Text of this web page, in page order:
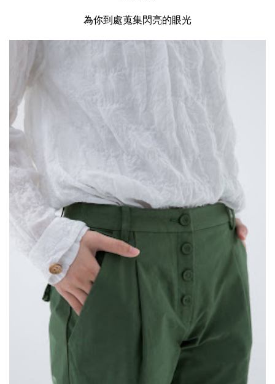
為你到處蒐集閃亮的眼光